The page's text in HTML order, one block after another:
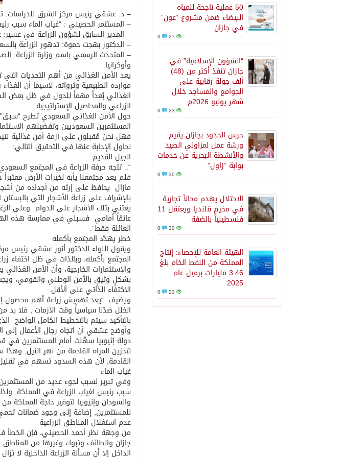
50 عملية ناجحة للمياه
البيضاء ضمن مشروع “عون”
في جازان
27
“الشؤون الإسلامية” في
جازان تنفذ أكثر من (48)
ألف جولة رقابية على
الجوامع والمساجد خلال
شهر يوليو 2026م
23
حرس الحدود بجازان يقيم
ورشة عمل لمزاولي الصيد
والأنشطة البحرية عن خدمات
بوابة “زاول”
30
الاحتلال يهدم محالاً تجارية
في مخيم قلنديا ويعتقل 11
فلسطينياً بالضفة
30
الهيئة العامة للإحصاء: إنتاج
المملكة من النفط الخام بلغ
3.46 مليارات برميل عام
2025
22
– د. عشقي رئيس مركز الشرق للدراسات:
– المستثمر الحصيني : “غياب الماء سبب
– المدير السابق لشؤون الزراعة في
– الدكتور بهجت حموة: تدهور الزراعة
– المتحدث الرسمي باسم وزارة الزراعة:
وأوكرانيا.
يعد الأمن الغذائي من أهم التحديات التي
موارده الطبيعية وثرواته، لاسيما أن
الغذائي بُعداً مهماً للدول في ظل بعض
الزراعي والمحاصيل الإستراتيجية.
حول الأمن الغذائي السعودي تطرح “سبق”
المستثمرين السعوديين وتفضيلهم
فهل نحن مُقبلون على أزمة أمن غذائية
نحاول الإجابة عنها في التحقيق التالي:
الجيل القديم
“.. تتجه حرفة الزراعة في المجتمع
فلم يعد مجتمعنا يأبه لخيرات الأرض
مازال يحافظ على إرثه من أجداده من
بالإشراف على زراعة الأشجار التي
يعتني بتلك الأشجار على الدوام وعلى
عائقاً أمامي فسبلي في ممارسة هذه
العائلة فقط”.
خطر يهدّد المجتمع بأكمله
ويقول اللواء الدكتور أنور عشقي رئيس
المجتمع بأكمله، وبالذات في ظل اختفاء
والاستثمارات الخارجية، وأن الأمن
بشكلٍ وثيقٍ بالأمن الوطني والقومي،
الاكتفاء الذاتي على ألأقل.
ويضيف: “يعد تهميش زراعة أهم محصول
بالتأكيد سيتم بالتخطيط الكامل
وأوضح عشقي أن اتجاه رجال الأعمال إلى
دولة إثيوبيا سهّلت أمام المستثمرين في
لتخزين المياه القادمة من نهر النيل,
القادمة, لأن هذه السدود تسهم في
غياب الماء
وفي تبرير لسبب لجوء عديد من
سبب رئيس لغياب الزراعة في المملكة,
والسودان وإثيوبيا لتوفير حاجة المملكة
للمستثمرين, إضافة إلى وجود ضمانات
عدم استغلال المناطق الزراعية
من وجهة نظر أحمد الحصيني، فإن الخطأ
جازان والطائف وتبوك وغيرها من
الداخل إلا أن مسألة الزراعة الداخلية